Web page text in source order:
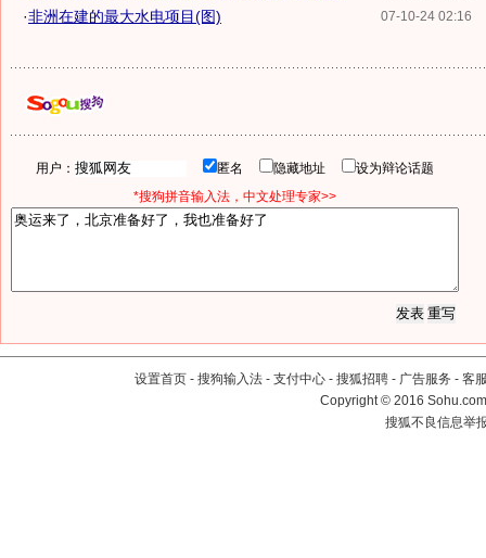
07-10-24 02:16
·非洲在建的最大水电项目(图)
用户： 匿名 隐藏地址
设为辩论话题
*搜狗拼音输入法，中文处理专家>>
设置首页 - 搜狗输入法 - 支付中心 - 搜狐招聘 - 广告服务 - 客
Copyright©2016
搜狐不良信息举